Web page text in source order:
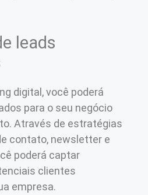
leads
digital, você poderá
para o seu negócio
Através de estratégias
contato, newsletter e
poderá captar
clientes
empresa.